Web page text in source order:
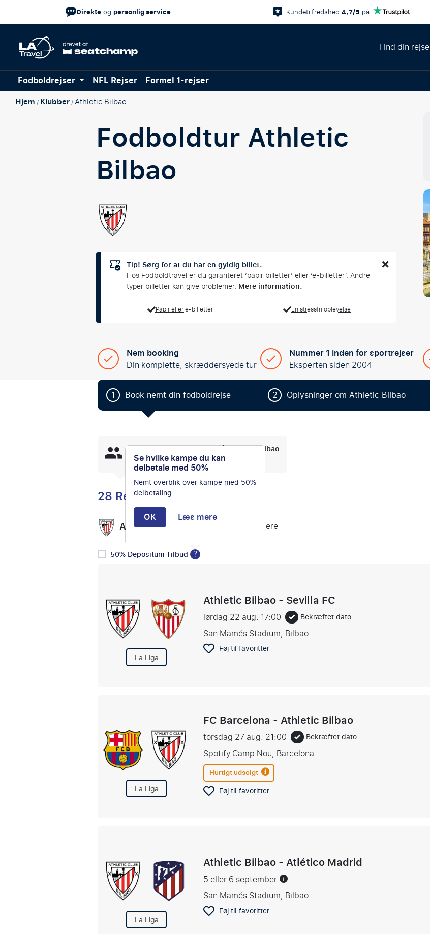
Direkteog personlig service Kundetilfredshed 4,7/5 på
Find din rejse
Fodboldrejser NFL Rejser Formel 1-rejser
Hjem/Klubber/Athletic Bilbao
FodboldturAthletic
Bilbao
Tip! Sørg for at du har en gyldig billet.
Hos Fodboldtravel er du garanteret ‘papir billetter’ eller ‘e-billetter’. Andre
typer billetter kan give problemer. Mere information.
Papir eller e-billetter En stressfri oplevelse
Nem booking
Din komplette, skræddersyede tur
Nummer 1 inden for sportrejser
Eksperten siden 2004
1 Book nemt din fodboldrejse 2 Oplysninger om Athletic Bilbao
286personer har kigget på Athletic Bilbao
de seneste 24 timer.
28 Rejser
Athletic Bilbao Vælg modstandere
50% Depositum Tilbud ?
La Liga
Athletic Bilbao - Sevilla FC
lørdag 22 aug. 17:00 Bekræftet dato
San Mamés Stadium, Bilbao
Føj til favoritter
La Liga
FC Barcelona - Athletic Bilbao
torsdag 27 aug. 21:00 Bekræftet dato
Spotify Camp Nou, Barcelona
Hurtigt udsolgt
Føj til favoritter
La Liga
Athletic Bilbao - Atlético Madrid
5 eller 6 september
San Mamés Stadium, Bilbao
Føj til favoritter
Se hvilke kampe du kan
delbetale med 50%
Nemt overblik over kampe med 50%
delbetaling
OK Læs mere